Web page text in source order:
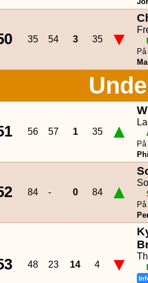
35 54 3 35 ▼
56 57 1 35 ▲
84 - 0 84 ▲
48 23 14 4 ▼